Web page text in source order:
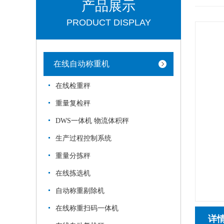
产品展示
PRODUCT DISPLAY
在线自动称重机
在线检重秤
重量复检秤
DWS一体机 物流体积秤
生产过程控制系统
重量分拣秤
在线拣选机
自动称重剔除机
在线称重扫码一体机
详